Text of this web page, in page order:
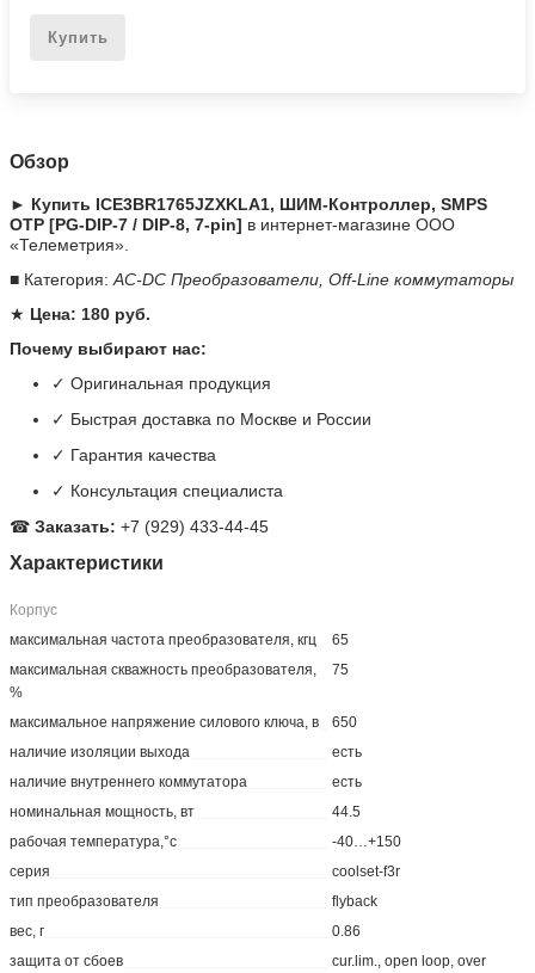
Купить
Обзор
► Купить ICE3BR1765JZXKLA1, ШИМ-Контроллер, SMPS
OTP [PG-DIP-7 / DIP-8, 7-pin] в интернет-магазине ООО
«Телеметрия».
■ Категория:AC-DC Преобразователи, Off-Line коммутаторы
★ Цена: 180 руб.
Почему выбирают нас:
✓ Оригинальная продукция
✓ Быстрая доставка по Москве и России
✓ Гарантия качества
✓ Консультация специалиста
☎Заказать: +7 (929) 433-44-45
Характеристики
Корпус
максимальная частота преобразователя, кгц
65
максимальная скважность преобразователя,
%
75
максимальное напряжение силового ключа, в
650
наличие изоляции выхода
есть
наличие внутреннего коммутатора
есть
номинальная мощность, вт
44.5
рабочая температура,°с
-40…+150
серия
coolset-f3r
тип преобразователя
flyback
вес, г
0.86
защита от сбоев
cur.lim., open loop, over